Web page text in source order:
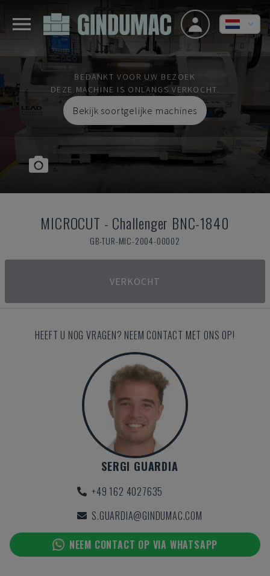
BEDANKT VOOR UW BEZOEK
DEZE MACHINE IS ONLANGS VERKOCHT.
Bekijk soortgelijke machines
MICROCUT - Challenger BNC-1840
GB-TUR-MIC-2004-00002
VERKOCHT
HEEFT U NOG VRAGEN? NEEM CONTACT MET ONS OP!
SERGI GUARDIA
+49 162 4027635
S.GUARDIA@GINDUMAC.COM
NEEM CONTACT OP VIA WHATSAPP